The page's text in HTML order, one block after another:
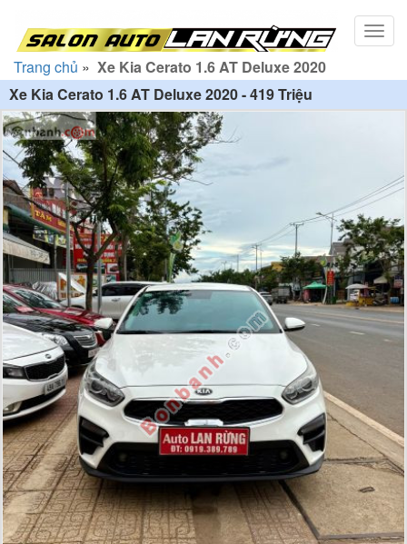
Trang chủ » Xe Kia Cerato 1.6 AT Deluxe 2020
Xe Kia Cerato 1.6 AT Deluxe 2020 - 419 Triệu